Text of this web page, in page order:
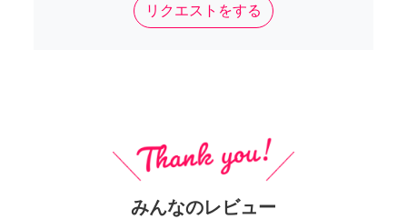
リクエストをする
みんなのレビュー